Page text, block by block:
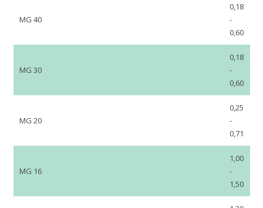
MG 40
0,18
-
0,60
MG 30
0,18
-
0,60
MG 20
0,25
-
0,71
MG 16
1,00
-
1,50